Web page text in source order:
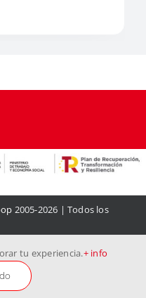
2005-2026 | Todos los
Política de cookies|
tu experiencia.+ info